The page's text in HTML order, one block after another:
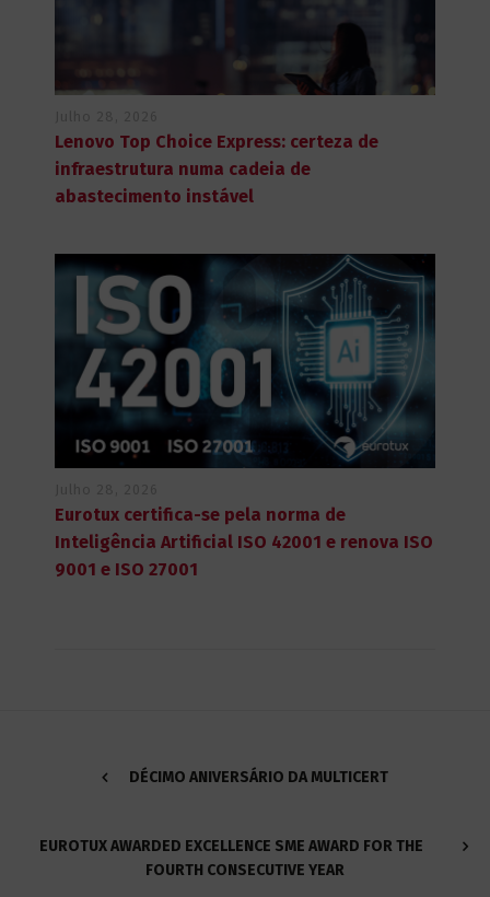
Lenovo Top Choice Express: certeza de
infraestrutura numa cadeia de
abastecimento instável
Eurotux certifica-se pela norma de
Inteligência Artificial ISO 42001 e renova ISO
9001 e ISO 27001
DÉCIMO ANIVERSÁRIO DA MULTICERT
EUROTUX AWARDED EXCELLENCE SME AWARD FOR THE
FOURTH CONSECUTIVE YEAR